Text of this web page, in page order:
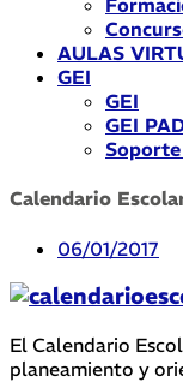
AULAS
GEI
GEI
GEI
Calendario
06/01/2017
El Calendario
planeamiento y